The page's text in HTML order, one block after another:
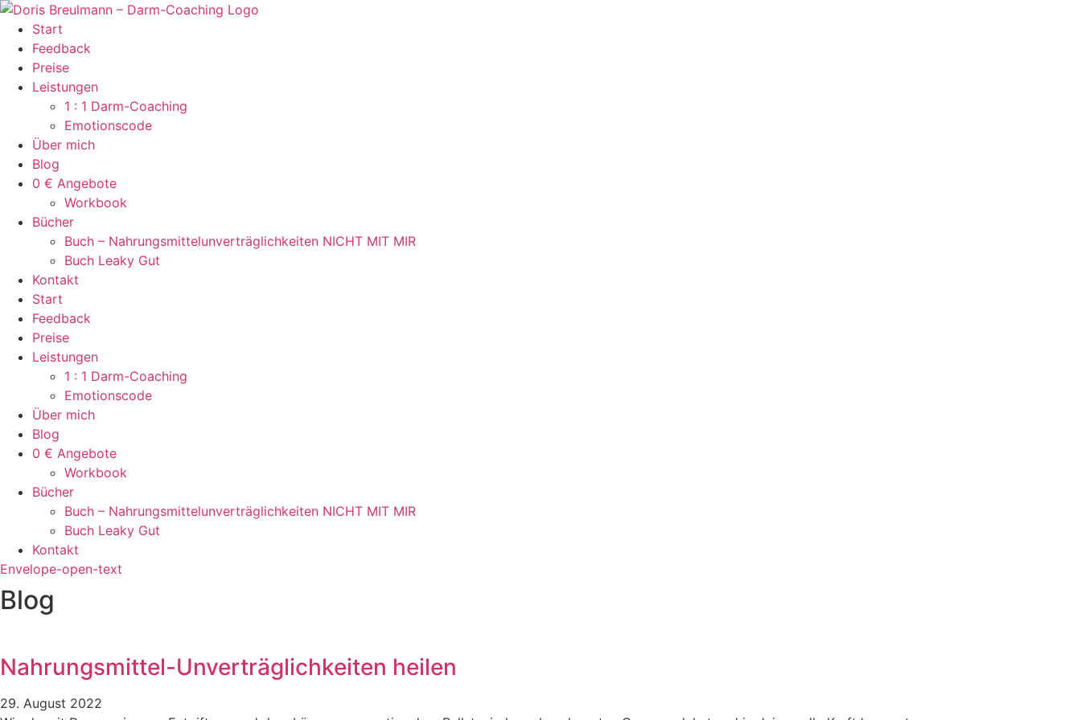
Zum
Inhalt
springen
Start
Feedback
Preise
Leistungen
1 : 1 Darm-Coaching
Emotionscode
Über mich
Blog
0 € Angebote
Workbook
Bücher
Buch – Nahrungsmittelunverträglichkeiten NICHT MIT MIR
Buch Leaky Gut
Kontakt
Start
Feedback
Preise
Leistungen
1 : 1 Darm-Coaching
Emotionscode
Über mich
Blog
0 € Angebote
Workbook
Bücher
Buch – Nahrungsmittelunverträglichkeiten NICHT MIT MIR
Buch Leaky Gut
Kontakt
Envelope-open-text
Blog
Nahrungsmittel-Unverträglichkeiten heilen
29. August 2022